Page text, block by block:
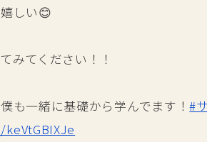
しい😊
みてください！！
も一緒に基礎から学んでます！#